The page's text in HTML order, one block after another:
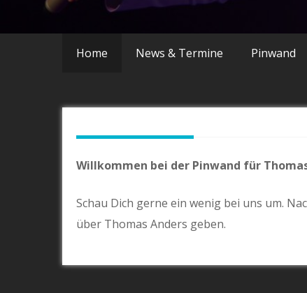
Home News & Termine Pinwand
Willkommen bei der Pinwand für
Schau Dich gerne ein wenig bei uns um.
über Thomas Anders geben.